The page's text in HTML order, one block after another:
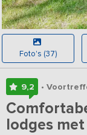
Foto's (37)
9,2 •
lodges